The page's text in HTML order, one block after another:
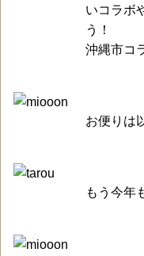
いコラボ
う！
沖縄市コ
お便りは
もう今年